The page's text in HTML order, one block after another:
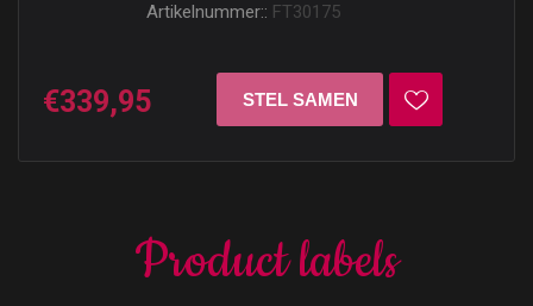
Artikelnummer:: FT30175
€339,95
Product labels